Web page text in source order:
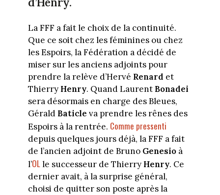
La FFF a fait le choix de la continuité.
Que ce soit chez les féminines ou chez
les Espoirs, la Fédération a décidé de
miser sur les anciens adjoints pour
prendre la relève d’Hervé Renard et
Thierry Henry. Quand Laurent Bonadei
sera désormais en charge des Bleues,
Gérald Baticle va prendre les rênes des
Espoirs à la rentrée. Comme pressenti
depuis quelques jours déjà, la FFF a fait
de l’ancien adjoint de Bruno Genesioà
l’OLle successeur de Thierry Henry. Ce
dernier avait, à la surprise général,
choisi de quitter son poste après la